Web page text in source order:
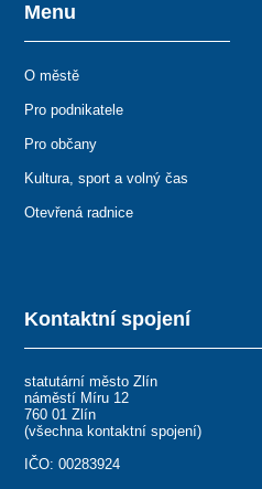
Kontaktní spojení
statutární město Zlín
náměstí Míru 12
760 01 Zlín
(všechna kontaktní spojení)
IČO: 00283924
Menu
O městě
Pro podnikatele
Pro občany
Kultura, sport a volný čas
Otevřená radnice